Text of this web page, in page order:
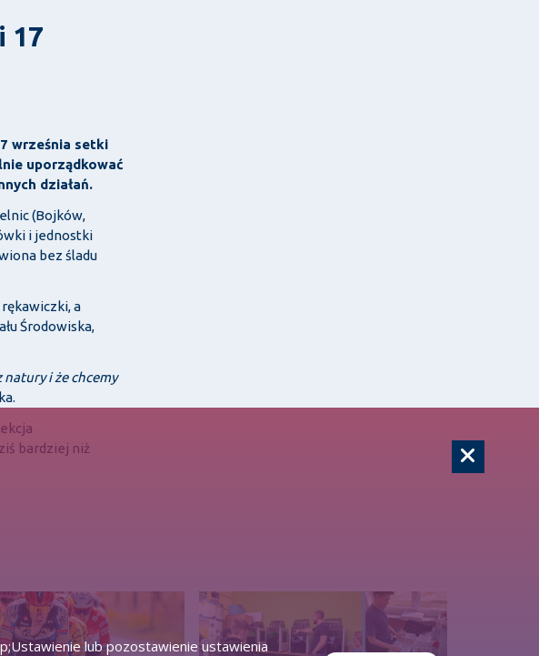
17
września setki
uporządkować
działań.
(Bojków,
i jednostki
bez śladu
a
Środowiska,
natury i że chcemy
bardziej niż
lub pozostawienie ustawienia